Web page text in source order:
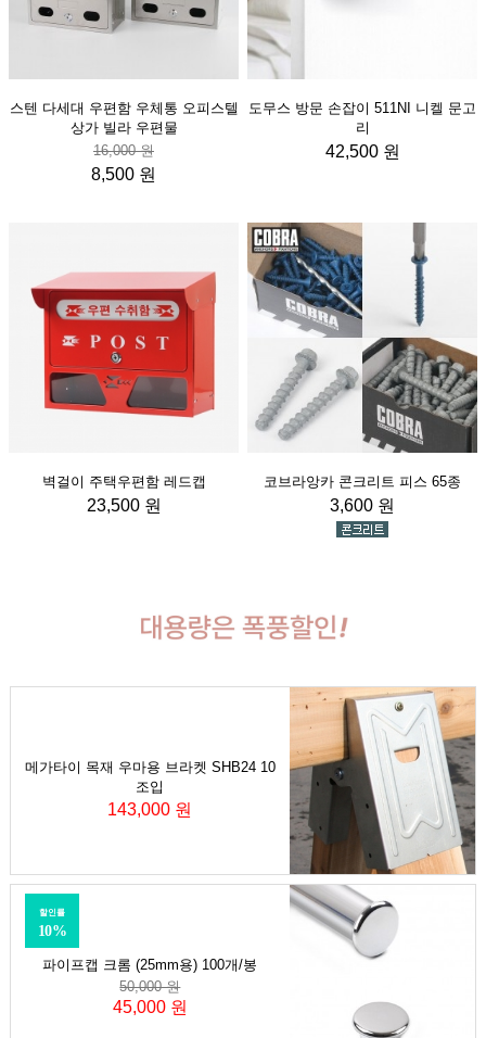
스텐 다세대 우편함 우체통 오피스텔
상가 빌라 우편물
16,000 원
8,500 원
도무스 방문 손잡이 511NI 니켈 문고
리
42,500 원
벽걸이 주택우편함 레드캡
23,500 원
코브라앙카 콘크리트 피스 65종
3,600 원
메가타이 목재 우마용 브라켓 SHB24 10
조입
143,000 원
파이프캡 크롬 (25mm용) 100개/봉
할인률
10%
50,000 원
45,000 원